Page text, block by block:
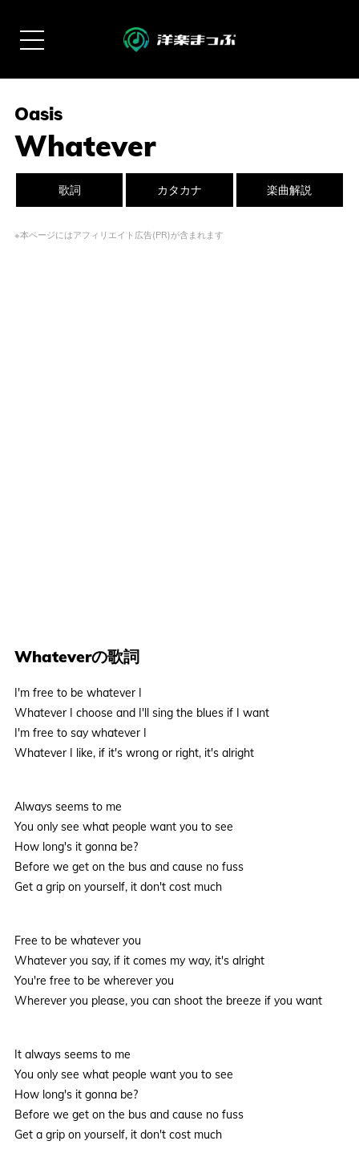
Oasis
Whatever
歌詞 カタカナ 楽曲解説
※本ページにはアフィリエイト広告(PR)が含まれます
Whateverの歌詞
I'm free to be whatever I
Whatever I choose and I'll sing the blues if I want
I'm free to say whatever I
Whatever I like, if it's wrong or right, it's alright
Always seems to me
You only see what people want you to see
How long's it gonna be?
Before we get on the bus and cause no fuss
Get a grip on yourself, it don't cost much
Free to be whatever you
Whatever you say, if it comes my way, it's alright
You're free to be wherever you
Wherever you please, you can shoot the breeze if you want
It always seems to me
You only see what people want you to see
How long's it gonna be?
Before we get on the bus and cause no fuss
Get a grip on yourself, it don't cost much